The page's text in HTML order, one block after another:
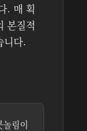
. 매 획
본질적
니다.
놀림이